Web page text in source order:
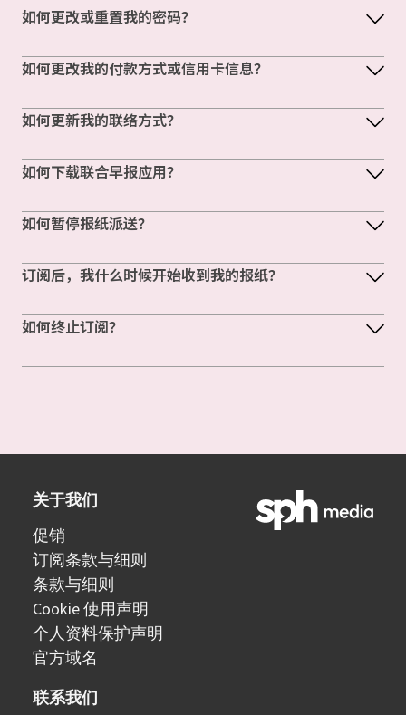
如何更改或重置我的密码？
如何更改我的付款方式或信用卡信息？
如何更新我的联络方式？
如何下载联合早报应用？
如何暂停报纸派送？
订阅后，我什么时候开始收到我的报纸？
如何终止订阅？
关于我们
促销
订阅条款与细则
条款与细则
Cookie 使用声明
个人资料保护声明
官方域名
联系我们